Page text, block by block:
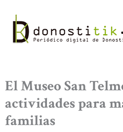
contenido
El Museo San
actividades para
familias